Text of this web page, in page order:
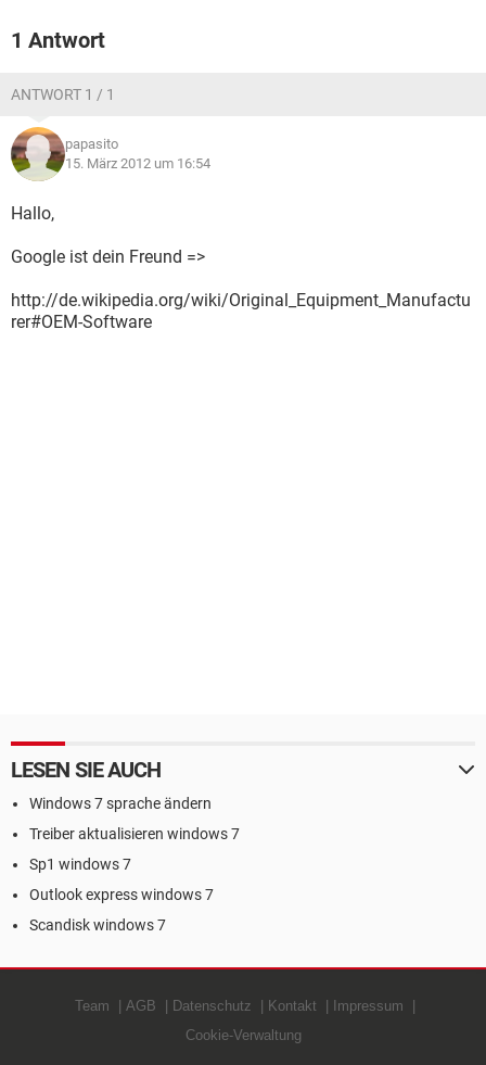
1 Antwort
ANTWORT 1 / 1
papasito
15. März 2012 um 16:54
Hallo,
Google ist dein Freund =>
http://de.wikipedia.org/wiki/Original_Equipment_Manufactu
rer#OEM-Software
LESEN SIE AUCH
Windows 7 sprache ändern
Treiber aktualisieren windows 7
Sp1 windows 7
Outlook express windows 7
Scandisk windows 7
Team AGB Datenschutz Kontakt
Impressum
Cookie-Verwaltung